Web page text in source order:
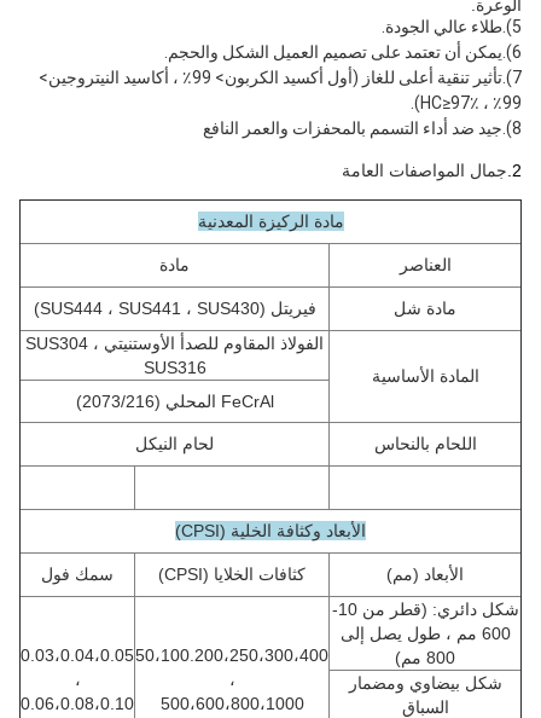
الوعرة.
7).تأثير تنقية أعلى للغاز (أول أكسيد الكربون> 99٪ ، أكاسيد النيتروجين>
99٪ ، HC≥97٪).
.جمال المواصفات العامة
مادة الركيزة المعدنية
العناصر مادة
مادة شل فيريتل (SUS444 ، SUS441 ، SUS430)
المادة الأساسية
الفولاذ المقاوم للصدأ الأوستنيتي SUS304 ،
SUS316
FeCrAl المحلي (2073/216)
اللحام بالنحاس لحام النيكل
الأبعاد وكثافة الخلية (CPSI)
الأبعاد (مم) كثافات الخلايا (CPSI)
سمك فول
شكل دائري: (قطر من 10-
600 مم ، طول يصل إلى
800 مم)
50،100.200،250،300،400
500،600،800،1000
0.03،0.04،0.05
0.06،0.08،0.10
شكل بيضاوي ومضمار
السباق